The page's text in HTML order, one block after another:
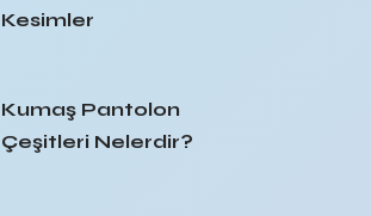
Kesimler
Kumaş Pantolon
Çeşitleri Nelerdir?